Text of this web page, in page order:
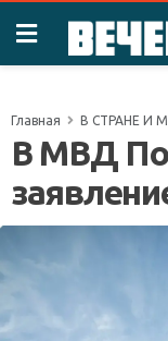
Главная В СТРАНЕ И
В МВД